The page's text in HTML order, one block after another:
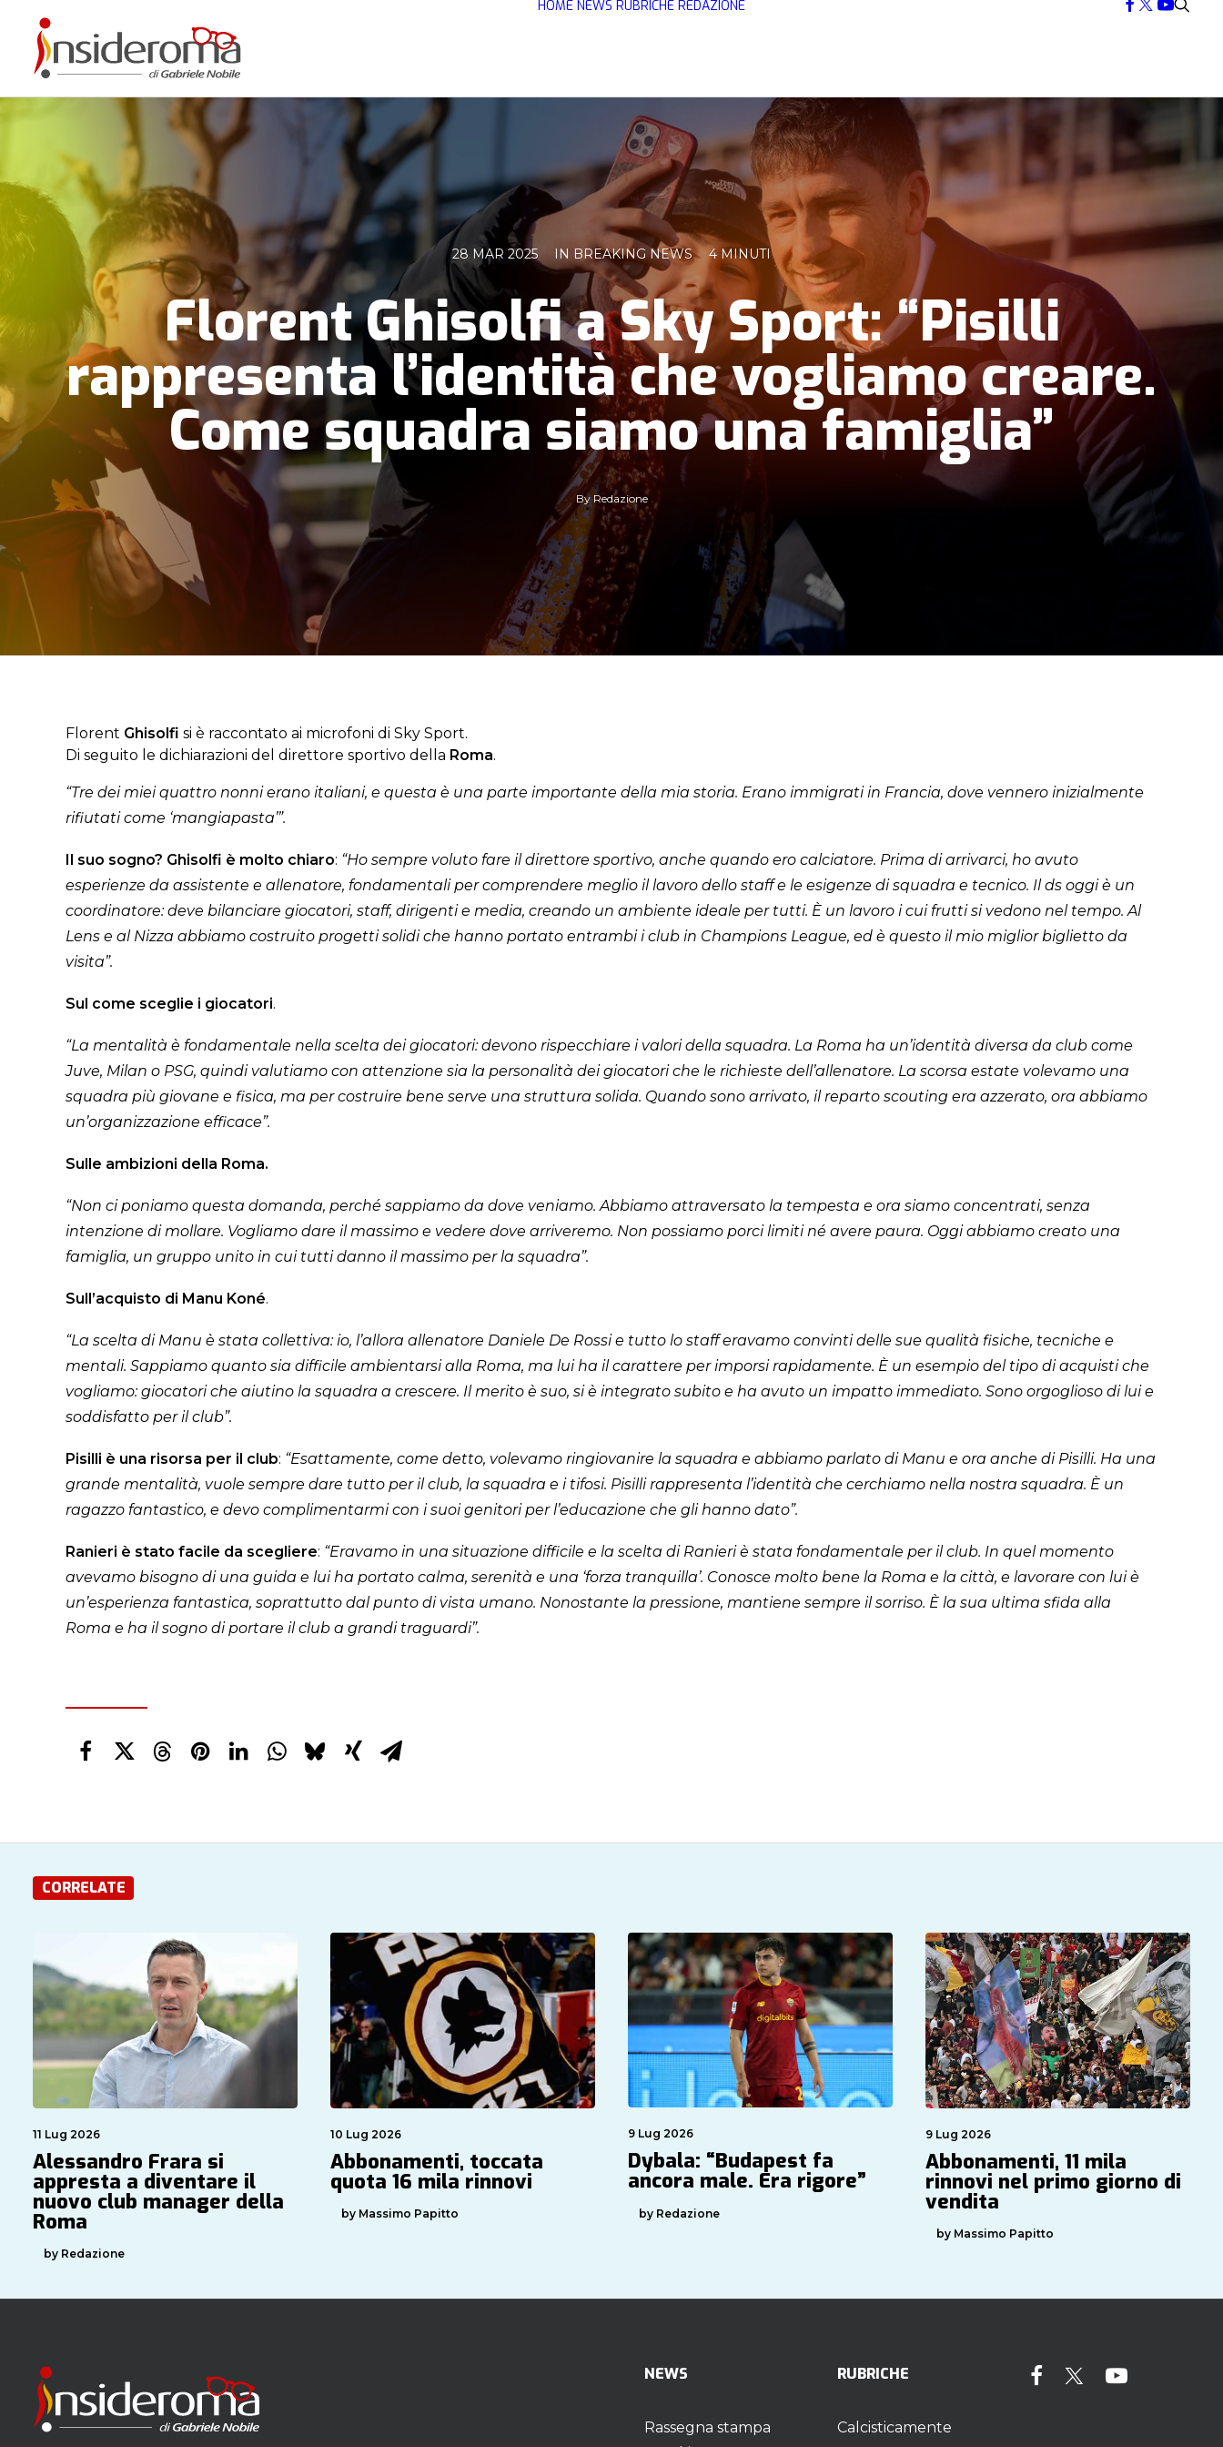
HOME NEWS RUBRICHE REDAZIONE
28 MAR 2025 IN BREAKING NEWS 4 MINUTI
Florent Ghisolfi a Sky Sport: “Pisilli
rappresenta l’identità che vogliamo creare.
Come squadra siamo una famiglia”
ByRedazione
Florent Ghisolfi si è raccontato ai microfoni di Sky Sport.
Di seguito le dichiarazioni del direttore sportivo della Roma.
“Tre dei miei quattro nonni erano italiani, e questa è una parte importante della mia storia. Erano immigrati in Francia, dove vennero inizialmente
rifiutati come ‘mangiapasta’”.
Il suo sogno? Ghisolfi è molto chiaro: “Ho sempre voluto fare il direttore sportivo, anche quando ero calciatore. Prima di arrivarci, ho avuto
esperienze da assistente e allenatore, fondamentali per comprendere meglio il lavoro dello staff e le esigenze di squadra e tecnico. Il ds oggi è un
coordinatore: deve bilanciare giocatori, staff, dirigenti e media, creando un ambiente ideale per tutti. È un lavoro i cui frutti si vedono nel tempo. Al
Lens e al Nizza abbiamo costruito progetti solidi che hanno portato entrambi i club in Champions League, ed è questo il mio miglior biglietto da
visita”.
Sul come sceglie i giocatori.
“La mentalità è fondamentale nella scelta dei giocatori: devono rispecchiare i valori della squadra. La Roma ha un’identità diversa da club come
Juve, Milan o PSG, quindi valutiamo con attenzione sia la personalità dei giocatori che le richieste dell’allenatore. La scorsa estate volevamo una
squadra più giovane e fisica, ma per costruire bene serve una struttura solida. Quando sono arrivato, il reparto scouting era azzerato, ora abbiamo
un’organizzazione efficace”.
Sulle ambizioni della Roma.
“Non ci poniamo questa domanda, perché sappiamo da dove veniamo. Abbiamo attraversato la tempesta e ora siamo concentrati, senza
intenzione di mollare. Vogliamo dare il massimo e vedere dove arriveremo. Non possiamo porci limiti né avere paura. Oggi abbiamo creato una
famiglia, un gruppo unito in cui tutti danno il massimo per la squadra”.
Sull’acquisto di Manu Koné.
“La scelta di Manu è stata collettiva: io, l’allora allenatore Daniele De Rossi e tutto lo staff eravamo convinti delle sue qualità fisiche, tecniche e
mentali. Sappiamo quanto sia difficile ambientarsi alla Roma, ma lui ha il carattere per imporsi rapidamente. È un esempio del tipo di acquisti che
vogliamo: giocatori che aiutino la squadra a crescere. Il merito è suo, si è integrato subito e ha avuto un impatto immediato. Sono orgoglioso di lui e
soddisfatto per il club”.
Pisilli è una risorsa per il club: “Esattamente, come detto, volevamo ringiovanire la squadra e abbiamo parlato di Manu e ora anche di Pisilli. Ha una
grande mentalità, vuole sempre dare tutto per il club, la squadra e i tifosi. Pisilli rappresenta l’identità che cerchiamo nella nostra squadra. È un
ragazzo fantastico, e devo complimentarmi con i suoi genitori per l’educazione che gli hanno dato”.
Ranieri è stato facile da scegliere: “Eravamo in una situazione difficile e la scelta di Ranieri è stata fondamentale per il club. In quel momento
avevamo bisogno di una guida e lui ha portato calma, serenità e una ‘forza tranquilla’. Conosce molto bene la Roma e la città, e lavorare con lui è
un’esperienza fantastica, soprattutto dal punto di vista umano. Nonostante la pressione, mantiene sempre il sorriso. È la sua ultima sfida alla
Roma e ha il sogno di portare il club a grandi traguardi”.
CORRELATE
11 Lug 2026
Alessandro Frara si
appresta a diventare il
nuovo club manager della
Roma
by Redazione
10 Lug 2026
Abbonamenti, toccata
quota 16 mila rinnovi
by Massimo Papitto
9 Lug 2026
Dybala: “Budapest fa
ancora male. Era rigore”
by Redazione
9 Lug 2026
Abbonamenti, 11 mila
rinnovi nel primo giorno di
vendita
by Massimo Papitto
NEWS
Rassegna stampa
RUBRICHE
Calcisticamente